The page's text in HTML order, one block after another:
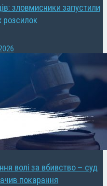
зловмисники запустили
розсилок
волі за вбивство – суд
покарання